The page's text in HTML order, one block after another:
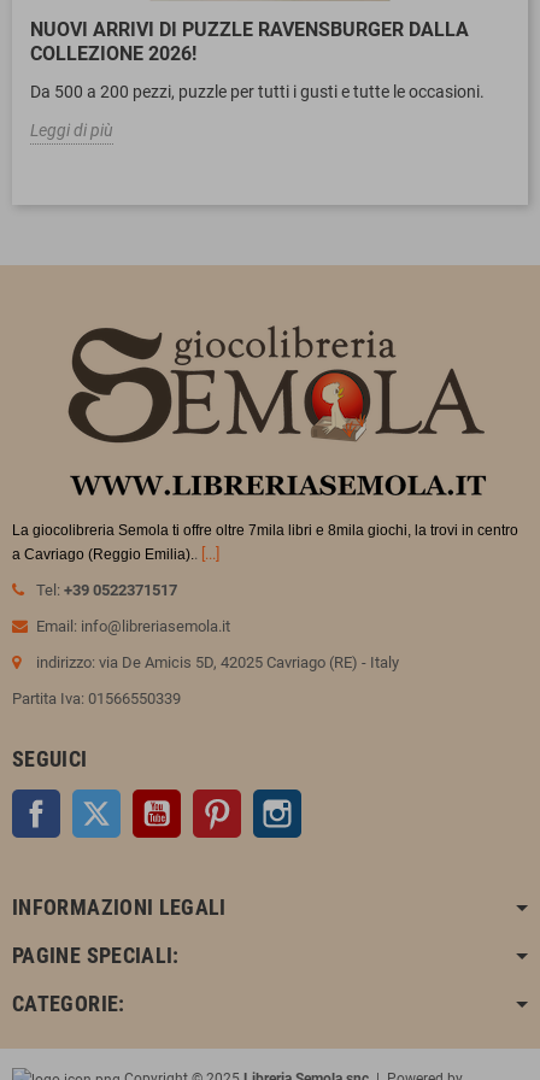
NUOVI ARRIVI DI PUZZLE RAVENSBURGER DALLA
COLLEZIONE 2026!
Da 500 a 200 pezzi, puzzle per tutti i gusti e tutte le occasioni.
Leggi di più
La giocolibreria Semola ti offre oltre 7mila libri e 8mila giochi, la trovi in centro
a Cavriago (Reggio Emilia). . [...]
Tel: +39 0522371517
Email: info@libreriasemola.it
indirizzo: via De Amicis 5D, 42025 Cavriago (RE) - Italy
Partita Iva: 01566550339
SEGUICI
Facebook Twitter YouTube Pinterest
INFORMAZIONI LEGALI
PAGINE SPECIALI:
CATEGORIE: